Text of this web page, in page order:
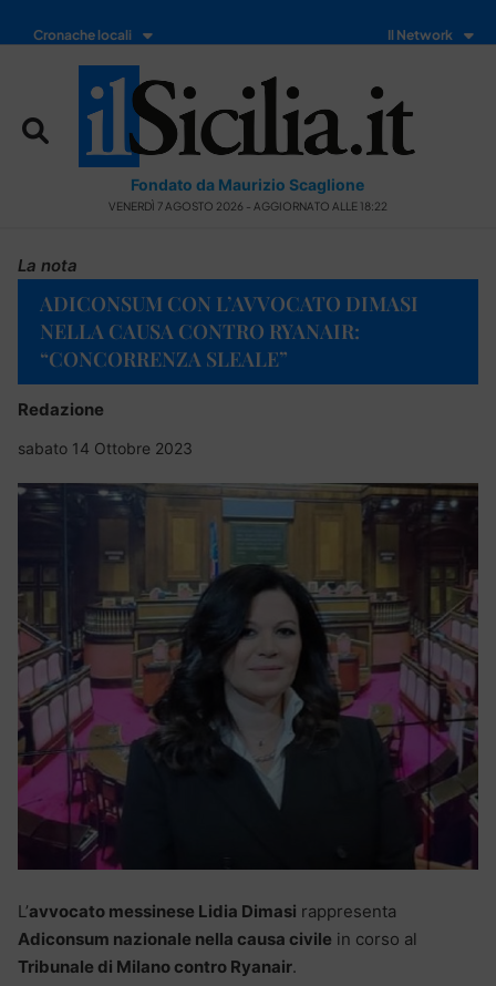
Cronache locali Il Network
Fondato da Maurizio Scaglione
VENERDÌ 7 AGOSTO 2026 - AGGIORNATO ALLE 18:22
La nota
ADICONSUM CON L’AVVOCATO DIMASI
NELLA CAUSA CONTRO RYANAIR:
“CONCORRENZA SLEALE”
Redazione
sabato 14 Ottobre 2023
L’avvocato messinese Lidia Dimasi rappresenta
Adiconsum nazionale nella causa civile in corso al
Tribunale di Milano contro Ryanair.